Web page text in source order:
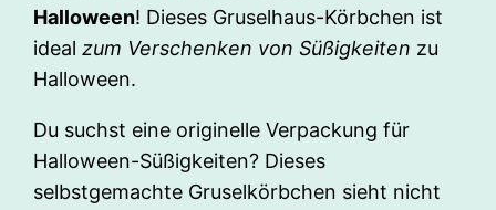
Halloween! Dieses Gruselhaus-Körbchen ist
ideal zum Verschenken von Süßigkeiten zu
Halloween.
Du suchst eine originelle Verpackung für
Halloween-Süßigkeiten? Dieses
selbstgemachte Gruselkörbchen sieht nicht